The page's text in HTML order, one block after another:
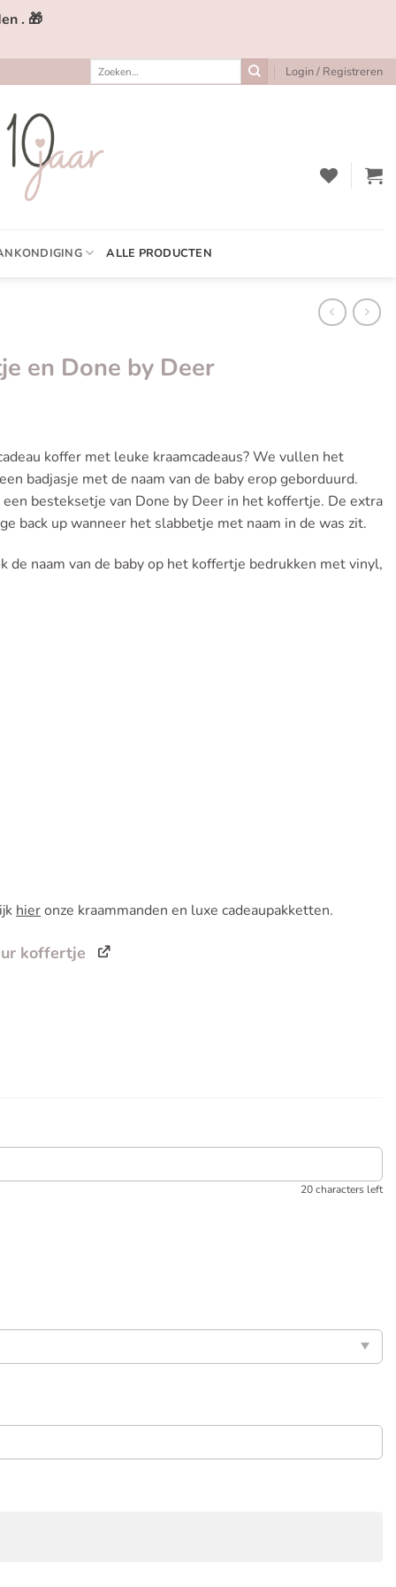
. 🎁
Zoeken
naar:
Login / Registreren
ALLE PRODUCTEN
en Done by Deer
koffer met leuke kraamcadeaus? We vullen het
badjasje met de naam van de baby erop geborduurd.
besteksetje van Done by Deer in het koffertje. De extra
back up wanneer het slabbetje met naam in de was zit.
de naam van de baby op het koffertje bedrukken met vinyl,
hieronze kraammanden en luxe cadeaupakketten.
koffertje
20 characters left